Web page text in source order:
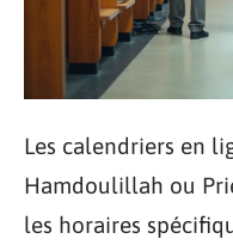
Les calendriers en
Hamdoulillah ou
les horaires